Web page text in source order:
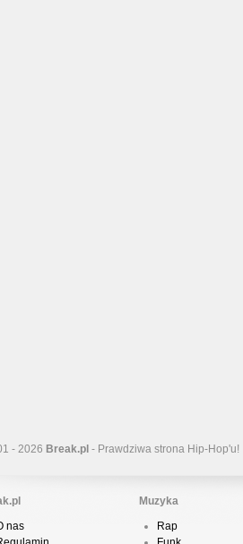
- 2026 Break.pl - Prawdziwa strona Hip-Hop'u!
nas
Muzyka
Rap